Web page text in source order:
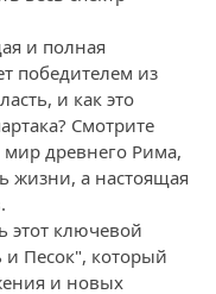
и полная
победителем из
и как это
Смотрите
мир древнего Рима,
жизни, а настоящая
этот ключевой
и Песок", который
и новых